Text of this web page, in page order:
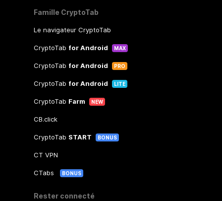
Famille CryptoTab
Le navigateur CryptoTab
CryptoTab for Android MAX
CryptoTab for Android PRO
CryptoTab for Android LITE
CryptoTab Farm NEW
CB.click
CryptoTab START BONUS
CT VPN
CTabs BONUS
Rester connecté